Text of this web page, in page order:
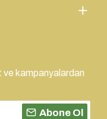
ve kampanyalardan
Abone Ol